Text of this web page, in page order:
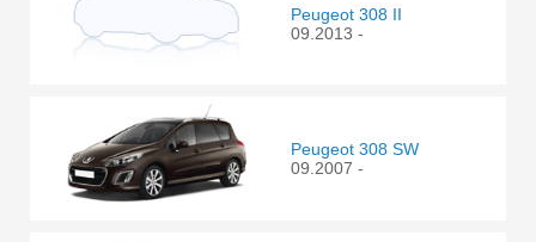
Peugeot 308 II
09.2013 -
Peugeot 308 SW
09.2007 -